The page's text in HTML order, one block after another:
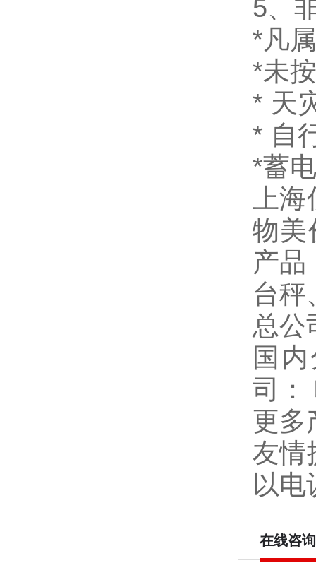
5、
*凡
*未
* 天
* 自
*蓄
上
物美
产品
台秤
总公
国
司：
更多
友情
以电
在线咨询